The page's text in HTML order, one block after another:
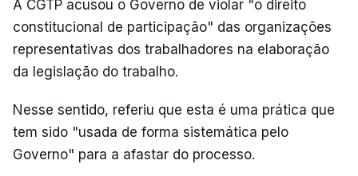
A CGTP acusou o Governo de violar "o direito
constitucional de participação" das organizações
representativas dos trabalhadores na elaboração
da legislação do trabalho.
Nesse sentido, referiu que esta é uma prática que
tem sido "usada de forma sistemática pelo
Governo" para a afastar do processo.